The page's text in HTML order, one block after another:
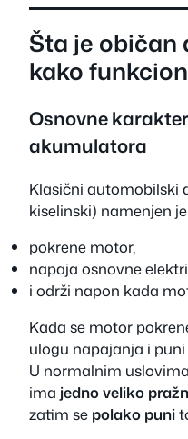
Šta je
kako
Osnovne
akumulatora
Klasični automobilski
kiselinski) namenjen
pokrene motor,
napaja osnovne
i održi napon kada
Kada se motor
ulogu napajanja i
U normalnim
ima jedno veliko
zatim se polako puni